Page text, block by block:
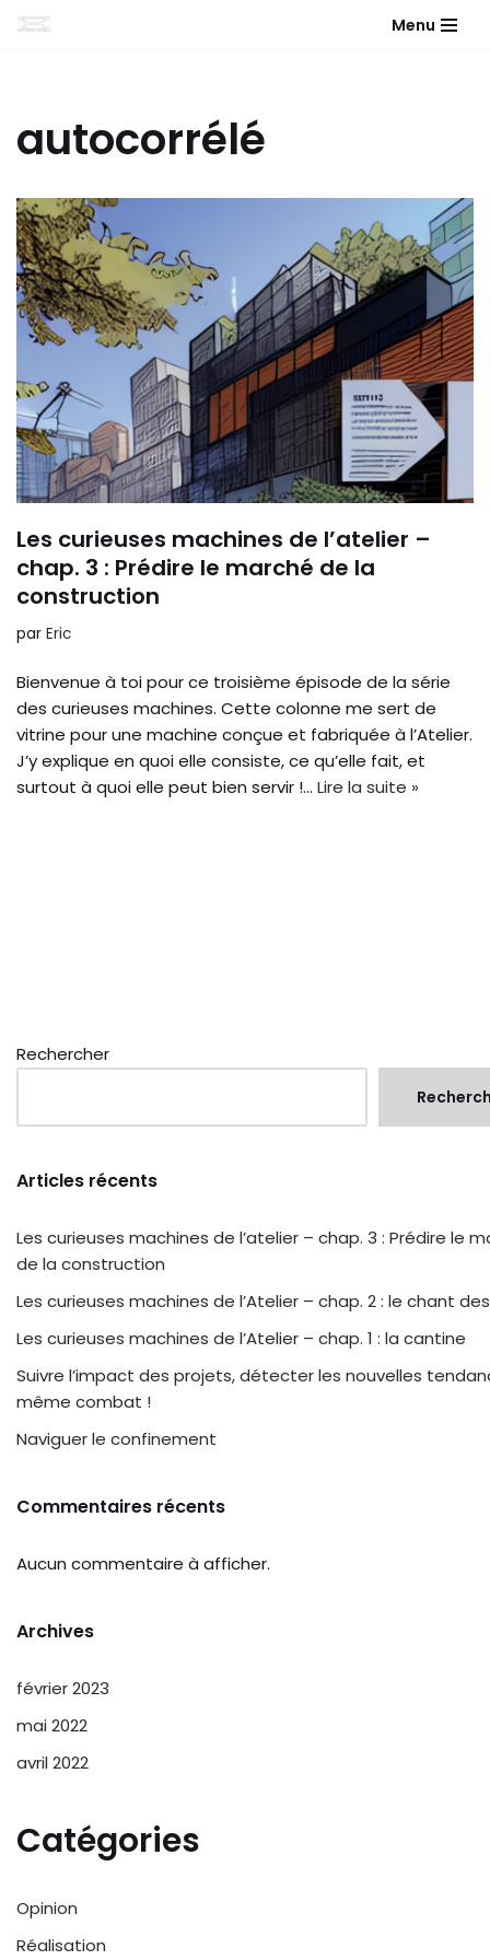
Menu
autocorrélé
Les curieuses machines de l’atelier –
chap. 3 : Prédire le marché de la
construction
par Eric
Bienvenue à toi pour ce troisième épisode de la série
des curieuses machines. Cette colonne me sert de
vitrine pour une machine conçue et fabriquée à l’Atelier.
J’y explique en quoi elle consiste, ce qu’elle fait, et
surtout à quoi elle peut bien servir !… Lire la suite »
Rechercher
Articles récents
Les curieuses machines de l’atelier – chap. 3 : Prédire le
de la construction
Les curieuses machines de l’Atelier – chap. 2 : le chant des
Les curieuses machines de l’Atelier – chap. 1 : la cantine
Suivre l’impact des projets, détecter les nouvelles
même combat !
Naviguer le confinement
Commentaires récents
Aucun commentaire à afficher.
Archives
février 2023
mai 2022
avril 2022
Catégories
Opinion
Réalisation